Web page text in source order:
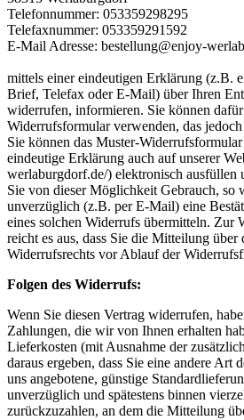
Telefonnummer: 053359298295
Telefaxnummer: 053359291592
E-Mail Adresse: bestellung@enjoy-
mittels einer eindeutigen Erklärung (z.B.
Brief, Telefax oder E-Mail) über Ihren
widerrufen, informieren. Sie können
Widerrufsformular verwenden, das
Sie können das Muster-
eindeutige Erklärung auch auf unserer
werlaburgdorf.de/) elektronisch ausfüllen
Sie von dieser Möglichkeit Gebrauch, so
unverzüglich (z.B. per E-Mail) eine
eines solchen Widerrufs übermitteln. Zur
reicht es aus, dass Sie die Mitteilung über
Widerrufsrechts vor Ablauf der
Folgen des Widerrufs:
Wenn Sie diesen Vertrag widerrufen,
Zahlungen, die wir von Ihnen erhalten
Lieferkosten (mit Ausnahme der
daraus ergeben, dass Sie eine andere Art
uns angebotene, günstige
unverzüglich und spätestens binnen
zurückzuzahlen, an dem die Mitteilung